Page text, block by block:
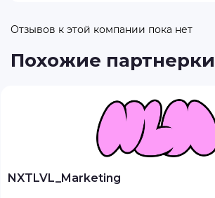
Отзывов к этой компании пока нет
Похожие партнерки
NXTLVL_Marketing